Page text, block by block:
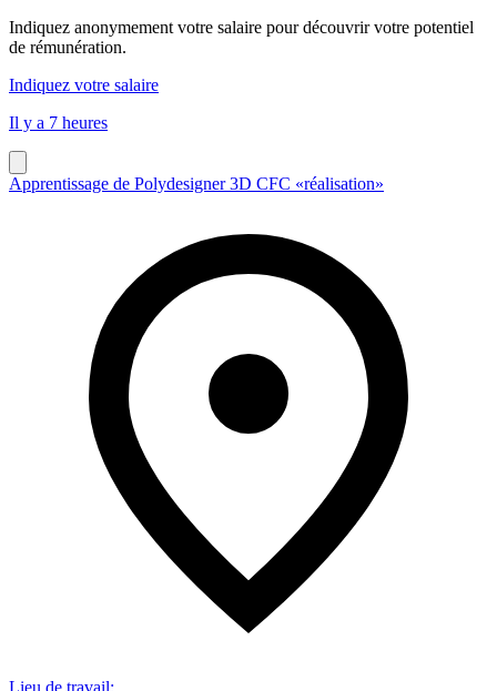
Indiquez anonymement votre salaire pour découvrir votre potentiel
de rémunération.
Indiquez votre salaire
Il y a 7 heures
Apprentissage de Polydesigner 3D CFC «réalisation»
Lieu de travail: